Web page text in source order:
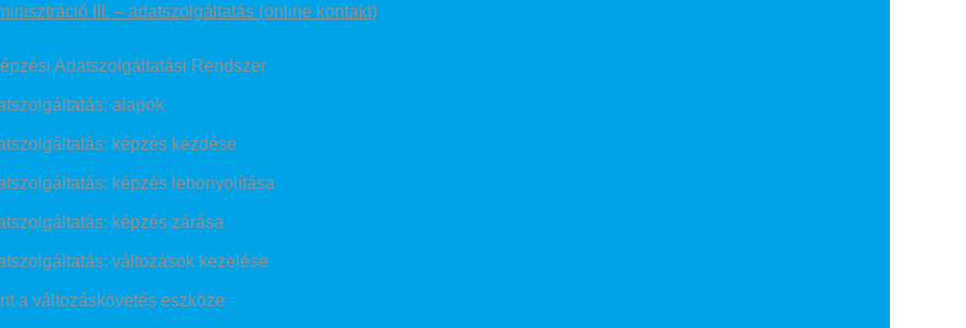
III. – adatszolgáltatás (online kontakt)
Adatszolgáltatási Rendszer
alapok
képzés kezdése
képzés lebonyolítása
képzés zárása
változások kezelése
a változáskövetés eszköze